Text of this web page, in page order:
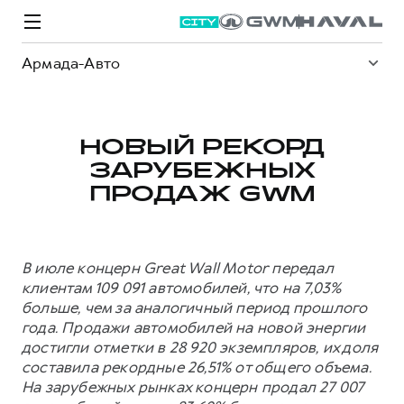
Армада-Авто
Модели
от 2 049 000 ₽
JOLION
от 2 049 000 ₽
Покупателям
Автомобили в наличии
Конфигуратор HAVAL
Аксессуары HAVAL
Каталоги и прайс-листы
Владельцам
Все о сервисе
Запись на сервис
Моторное масло
Стоимость ТО
Спецпредложения
Покупателям
Владельцам
О дилере
О бренде
Новости
О GWM
ИНФОРМАЦИЯ О ДИЛЕРЕ
НОВЫЙ РЕКОРД
ЗАРУБЕЖНЫХ
ПРОДАЖ GWM
В июле концерн Great Wall Motor передал
клиентам 109 091 автомобилей, что на 7,03%
больше, чем за аналогичный период прошлого
года. Продажи автомобилей на новой энергии
достигли отметки в 28 920 экземпляров, их доля
составила рекордные 26,51% от общего объема.
На зарубежных рынках концерн продал 27 007